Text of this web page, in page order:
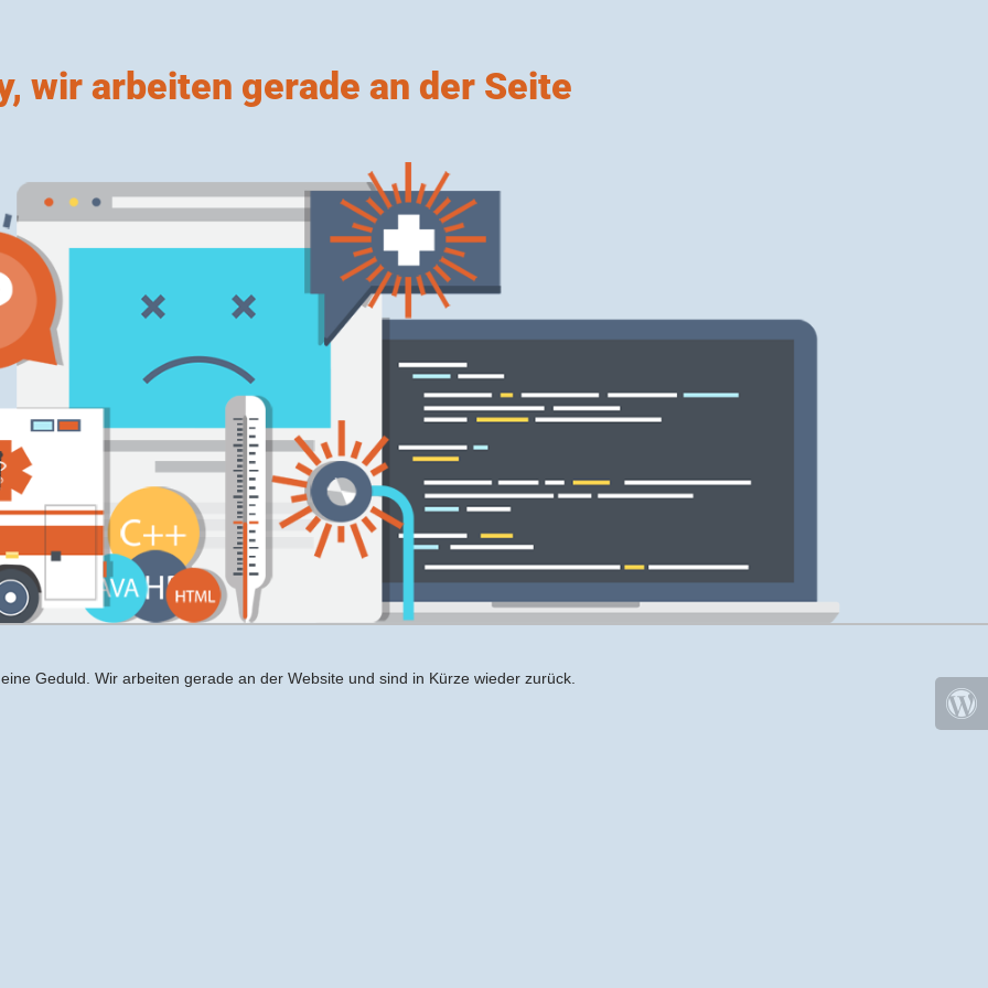
wir arbeiten gerade an der Seite
Geduld. Wir arbeiten gerade an der Website und sind in Kürze wieder zurück.